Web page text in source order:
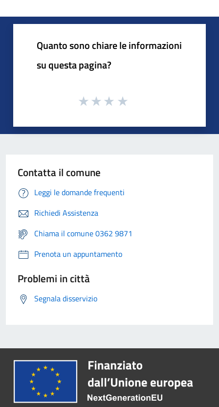
Quanto sono chiare le informazioni
su questa pagina?
Contatta il comune
Leggi le domande frequenti
Richiedi Assistenza
Chiama il comune 0362 9871
Prenota un appuntamento
Problemi in città
Segnala disservizio